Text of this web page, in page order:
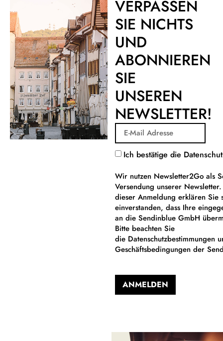
VERPASSEN
SIE NICHTS
UND
ABONNIEREN
SIE
UNSEREN
NEWSLETTER!
Ich bestätige die
Wir nutzen Newsletter2Go als
Versendung unserer
dieser Anmeldung erklären Sie
einverstanden, dass Ihre
an die Sendinblue GmbH
Bitte beachten Sie
die Datenschutzbestimmungen
Geschäftsbedingungen der
ANMELDEN